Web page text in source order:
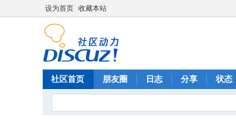
设为首页 收藏本站
社区首页 朋友圈 日志 分享 状态